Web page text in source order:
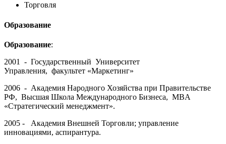
Торговля
Образование
Образование:
2001 - Государственный Университет
Управления, факультет «Маркетинг»
2006 - Академия Народного Хозяйства при Правительстве
РФ, Высшая Школа Международного Бизнеса, MBA
«Стратегический менеджмент».
2005 - Академия Внешней Торговли; управление
инновациями, аспирантура.